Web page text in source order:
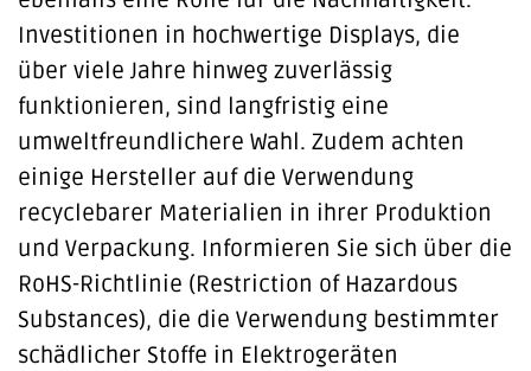
Investitionen in hochwertige Displays, die
über viele Jahre hinweg zuverlässig
funktionieren, sind langfristig eine
umweltfreundlichere Wahl. Zudem achten
einige Hersteller auf die Verwendung
recyclebarer Materialien in ihrer Produktion
und Verpackung. Informieren Sie sich über die
RoHS-Richtlinie (Restriction of Hazardous
Substances), die die Verwendung bestimmter
schädlicher Stoffe in Elektrogeräten